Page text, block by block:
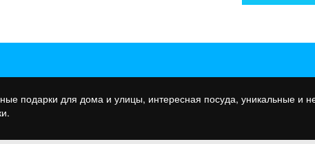
подарки для дома и улицы, интересная посуда, уникальные и